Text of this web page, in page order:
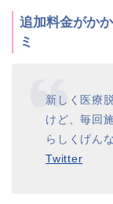
追加料金がか
ミ
新しく医療
けど、毎回
らしくげん
Twitter